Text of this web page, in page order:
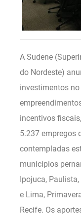
A Sudene
do Nordeste)
investimentos
incentivos
5.237 empregos
contempladas
municípios
Ipojuca,
e Lima,
Recife. Os